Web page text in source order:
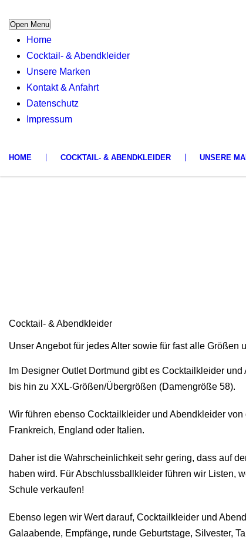
Open Menu
Home
Cocktail- & Abendkleider
Unsere Marken
Kontakt & Anfahrt
Datenschutz
Impressum
HOME COCKTAIL- & ABENDKLEIDER UNSERE
Cocktail- & Abendkleider
Unser Angebot für jedes Alter sowie für fast alle Größen
Im Designer Outlet Dortmund gibt es Cocktailkleider
bis hin zu XXL-Größen/Übergrößen (Damengröße 58).
Wir führen ebenso Cocktailkleider und Abendkleider
Frankreich, England oder Italien.
Daher ist die Wahrscheinlichkeit sehr gering, dass auf
haben wird. Für Abschlussballkleider führen wir Listen,
Schule verkaufen!
Ebenso legen wir Wert darauf, Cocktailkleider und
Galaabende, Empfänge, runde Geburtstage, Silvester,